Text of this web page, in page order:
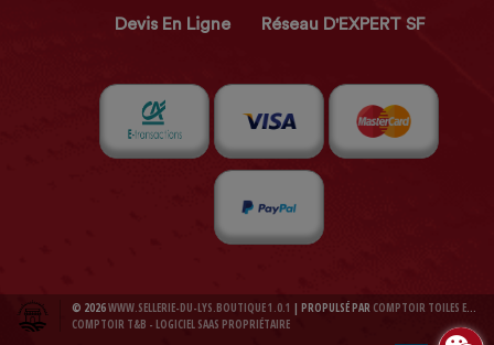
Devis En Ligne Réseau D'EXPERT SF
© 2026WWW.SELLERIE-DU-LYS.BOUTIQUE 1.0.1 | PROPULSÉ PAR COMPTOIR TOILES ET BACHES 1.0.1
COMPTOIR T&B - LOGICIEL SAAS PROPRIÉTAIRE